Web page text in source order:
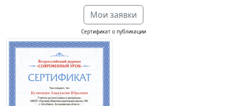
Мои заявки
Сертификат о публикации